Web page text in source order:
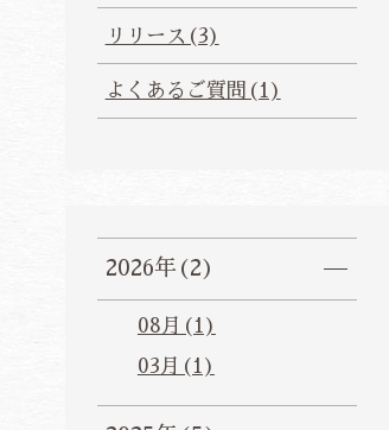
リリース(3)
よくあるご質問(1)
2026年(2)
08月(1)
03月(1)